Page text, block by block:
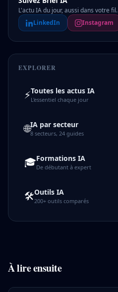
L'actu IA du jour, aussi dans votre fil.
LinkedIn
Instagram
EXPLORER
⚡Toutes les actus IA
L'essentiel chaque jour
🌐IA par secteur
8 secteurs, 24 guides
🎓Formations IA
De débutant à expert
🛠️Outils IA
200+ outils comparés
À lire ensuite